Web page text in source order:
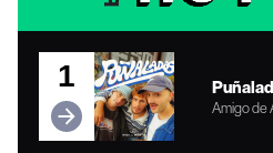
1
Amigo de